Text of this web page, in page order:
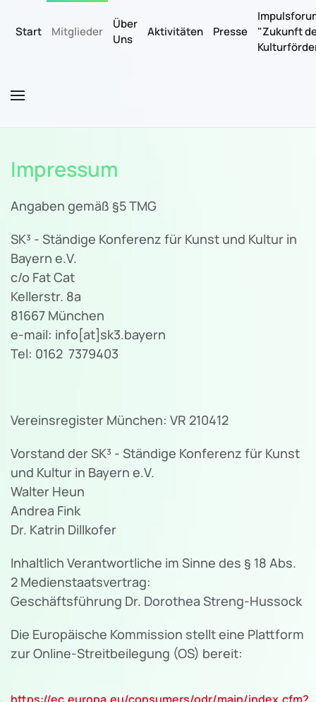
Zum Hauptinhalt springen
Start Mitglieder
Über
Uns
Aktivitäten Presse
"Zukunft
Impressum
Angaben gemäß §5 TMG
SK³ - Ständige Konferenz für Kunst und Kultur in
Bayern e.V.
c/o Fat Cat
Kellerstr. 8a
81667 München
e-mail: info[at]sk3.bayern
Tel: 0162 7379403
Vereinsregister München: VR 210412
Vorstand der SK³ - Ständige Konferenz für Kunst
und Kultur in Bayern e.V.
Walter Heun
Andrea Fink
Dr. Katrin Dillkofer
Inhaltlich Verantwortliche im Sinne des § 18 Abs.
2 Medienstaatsvertrag:
Geschäftsführung Dr. Dorothea Streng-Hussock
Die Europäische Kommission stellt eine Plattform
zur Online-Streitbeilegung (OS) bereit: